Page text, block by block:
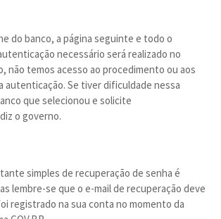
do banco, a página seguinte e todo o
necessário será realizado no
não temos acesso ao procedimento ou aos
autenticação. Se tiver dificuldade nessa
que selecionou e solicite
o governo.
simples de recuperação de senha é
lembre-se que o e-mail de recuperação deve
registrado na sua conta no momento da